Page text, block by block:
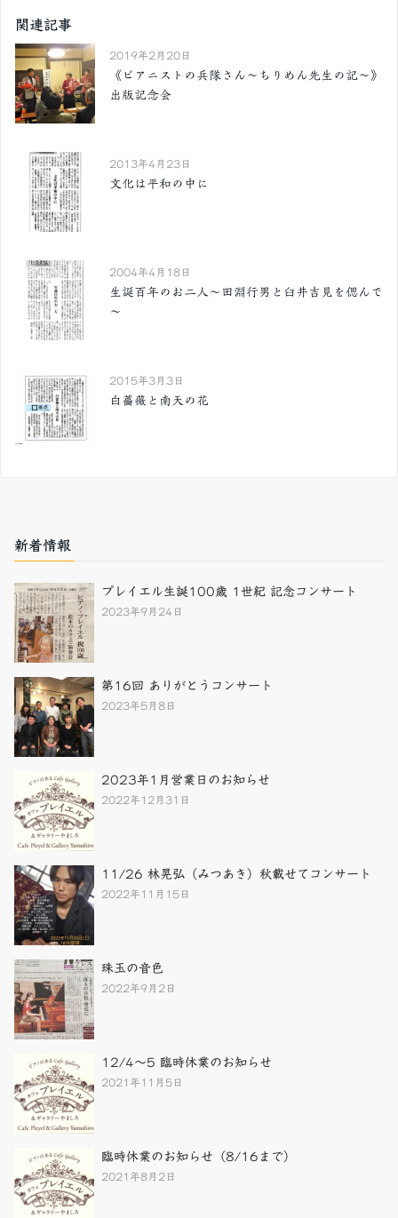
関連記事
2019年2月20日
《ピアニストの兵隊さん～ちりめん先生の記～》
出版記念会
2013年4月23日
文化は平和の中に
2004年4月18日
生誕百年のお二人～田淵行男と臼井吉見を偲んで
～
2015年3月3日
白薔薇と南天の花
新着情報
プレイエル生誕100歳 1世紀 記念コンサート
2023年9月24日
第16回 ありがとうコンサート
2023年5月8日
2023年1月営業日のお知らせ
2022年12月31日
11/26 林晃弘（みつあき）秋載せてコンサート
2022年11月15日
珠玉の音色
2022年9月2日
12/4～5 臨時休業のお知らせ
2021年11月5日
臨時休業のお知らせ（8/16まで）
2021年8月2日